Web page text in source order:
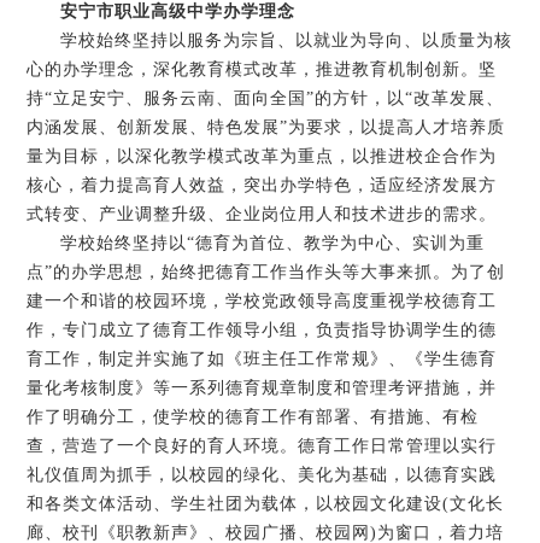
安宁市职业高级中学办学理念
学校始终坚持以服务为宗旨、以就业为导向、以质量为核
心的办学理念，深化教育模式改革，推进教育机制创新。坚
持“立足安宁、服务云南、面向全国”的方针，以“改革发展、
内涵发展、创新发展、特色发展”为要求，以提高人才培养质
量为目标，以深化教学模式改革为重点，以推进校企合作为
核心，着力提高育人效益，突出办学特色，适应经济发展方
式转变、产业调整升级、企业岗位用人和技术进步的需求。
学校始终坚持以“德育为首位、教学为中心、实训为重
点”的办学思想，始终把德育工作当作头等大事来抓。为了创
建一个和谐的校园环境，学校党政领导高度重视学校德育工
作，专门成立了德育工作领导小组，负责指导协调学生的德
育工作，制定并实施了如《班主任工作常规》、《学生德育
量化考核制度》等一系列德育规章制度和管理考评措施，并
作了明确分工，使学校的德育工作有部署、有措施、有检
查，营造了一个良好的育人环境。德育工作日常管理以实行
礼仪值周为抓手，以校园的绿化、美化为基础，以德育实践
和各类文体活动、学生社团为载体，以校园文化建设(文化长
廊、校刊《职教新声》、校园广播、校园网)为窗口，着力培